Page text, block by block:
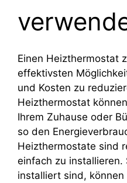
Einen Heizthermostat
effektivsten
und Kosten zu
Heizthermostat
Ihrem Zuhause oder
so den
Heizthermostate sind
einfach zu installieren.
installiert sind, können